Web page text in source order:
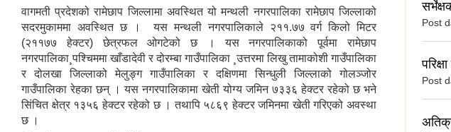
वागमती प्रदेशको रामेछाप जिल्लामा अवस्थित यो मन्थली नगरपालिका रामेछाप जिल्लाको
सदरमुकाममा अवस्थित छ । यस मन्थली नगरपालिकाले २११.७७ वर्ग किलो मिटर
(२११७७ हेक्टर) छेत्रफल ओगटेको छ । यस नगरपालिकाको पूर्वमा रामेछाप
नगरपालिका¸पश्चिममा खाँडादेवी र दोरम्बा गाउँपालिका ¸उत्तरमा लिखु तामाकोशी गाउँपालिका
र दोलखा जिल्लाको मेलुङ्ग गाउँपालिका र दक्षिणमा सिन्धुली जिल्लाको गोलञ्जोर
गाउँपालिका रेहका छन् । यस नगरपालिकामा खेती योग्य जमिन ७३३६ हेक्टर रहेको छ भने
सिंचित क्षेत्र १३५६ हेक्टर रहेको छ । तथापि ५८६९ हेक्टर जमिनमा खेती गरिएको अवस्था
छ ।
Post
Post